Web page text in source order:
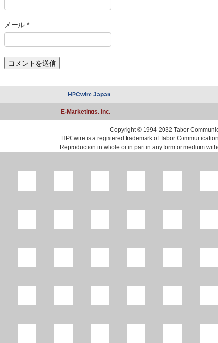
メール *
HPCwire Japan
E-Marketings, Inc.
Copyright © 1994-2032 Tabor
HPCwire is a registered trademark of Tabor
Reproduction in whole or in part in any form or medium